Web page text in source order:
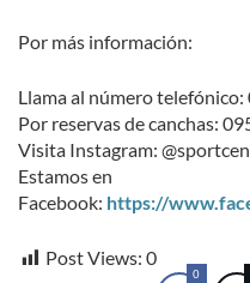
Por más información:
Llama al número
Por reservas de canchas:
Visita Instagram:
Estamos en
Facebook: https://
Post Views: 0
0